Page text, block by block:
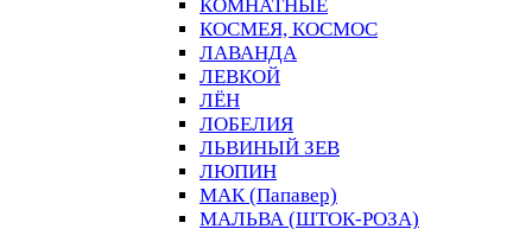
КОМНАТНЫЕ
КОСМЕЯ, КОСМОС
ЛАВАНДА
ЛЕВКОЙ
ЛЁН
ЛОБЕЛИЯ
ЛЬВИНЫЙ ЗЕВ
ЛЮПИН
МАК (Папавер)
МАЛЬВА (ШТОК-РОЗА)